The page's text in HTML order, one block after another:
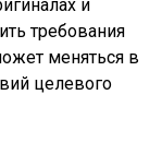
и
требования
меняться в
целевого